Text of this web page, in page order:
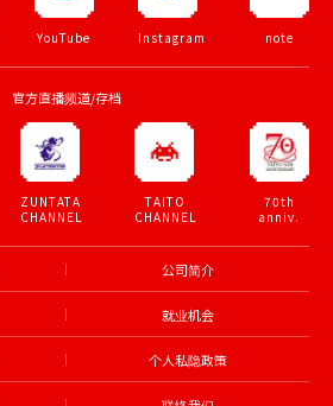
YouTube Instagram note
官方直播频道/存档
ZUNTATA
CHANNEL
TAITO
CHANNEL
70th
anniv.
公司简介
就业机会
个人私隐政策